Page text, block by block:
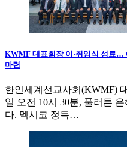
KWMF 대표회장 이·취임식 성료…
마련
한인세계선교사회(KWMF)
일 오전 10시 30분, 풀러튼
다. 멕시코 정득…